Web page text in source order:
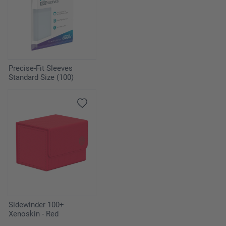
Precise-Fit Sleeves
Standard Size (100)
Sidewinder 100+
Xenoskin - Red